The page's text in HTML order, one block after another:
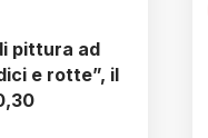
pittura ad
e rotte”, il